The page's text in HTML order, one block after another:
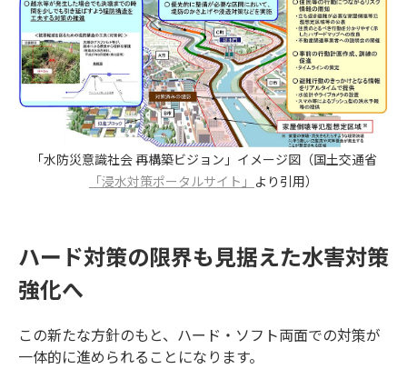
「水防災意識社会 再構築ビジョン」イメージ図（国土交通省
「浸水対策ポータルサイト」 より引用）
ハード対策の限界も見据えた水害対策
強化へ
この新たな方針のもと、ハード・ソフト両面での対策が
一体的に進められることになります。